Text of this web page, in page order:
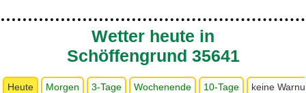
Wetter heute in
Schöffengrund 35641
Heute Morgen 3-Tage Wochenende 10-Tage keine